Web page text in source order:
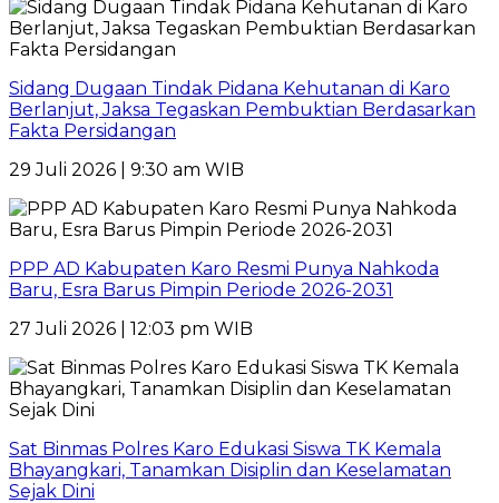
Sidang Dugaan Tindak Pidana Kehutanan di Karo
Berlanjut, Jaksa Tegaskan Pembuktian Berdasarkan
Fakta Persidangan
29 Juli 2026 | 9:30 am WIB
PPP AD Kabupaten Karo Resmi Punya Nahkoda
Baru, Esra Barus Pimpin Periode 2026-2031
27 Juli 2026 | 12:03 pm WIB
Sat Binmas Polres Karo Edukasi Siswa TK Kemala
Bhayangkari, Tanamkan Disiplin dan Keselamatan
Sejak Dini